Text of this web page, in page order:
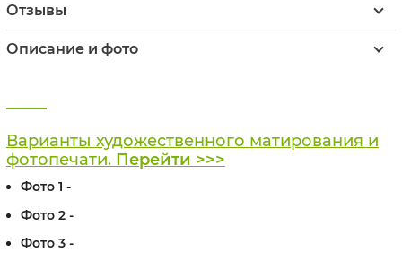
Отзывы
Описание и фото
Варианты художественного матирования и
фотопечати. Перейти >>>
Фото 1 -
Фото 2 -
Фото 3 -